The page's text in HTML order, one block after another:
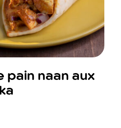
pain naan aux